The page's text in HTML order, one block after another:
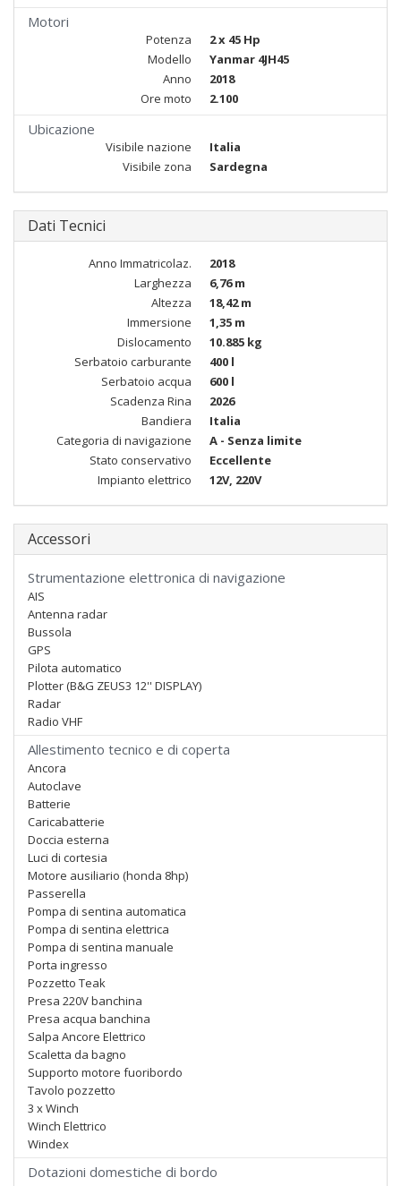
Motori
Potenza
2 x 45 Hp
Modello
Yanmar 4JH45
Anno
2018
Ore moto
2.100
Ubicazione
Visibile nazione
Italia
Visibile zona
Sardegna
Dati Tecnici
Anno Immatricolaz.
2018
Larghezza
6,76 m
Altezza
18,42 m
Immersione
1,35 m
Dislocamento
10.885 kg
Serbatoio carburante
400 l
Serbatoio acqua
600 l
Scadenza Rina
2026
Bandiera
Italia
Categoria di navigazione
A - Senza limite
Stato conservativo
Eccellente
Impianto elettrico
12V, 220V
Accessori
Strumentazione elettronica di navigazione
AIS
Antenna radar
Bussola
GPS
Pilota automatico
Plotter (B&G ZEUS3 12'' DISPLAY)
Radar
Radio VHF
Allestimento tecnico e di coperta
Ancora
Autoclave
Batterie
Caricabatterie
Doccia esterna
Luci di cortesia
Motore ausiliario (honda 8hp)
Passerella
Pompa di sentina automatica
Pompa di sentina elettrica
Pompa di sentina manuale
Porta ingresso
Pozzetto Teak
Presa 220V banchina
Presa acqua banchina
Salpa Ancore Elettrico
Scaletta da bagno
Supporto motore fuoribordo
Tavolo pozzetto
3 x Winch
Winch Elettrico
Windex
Dotazioni domestiche di bordo